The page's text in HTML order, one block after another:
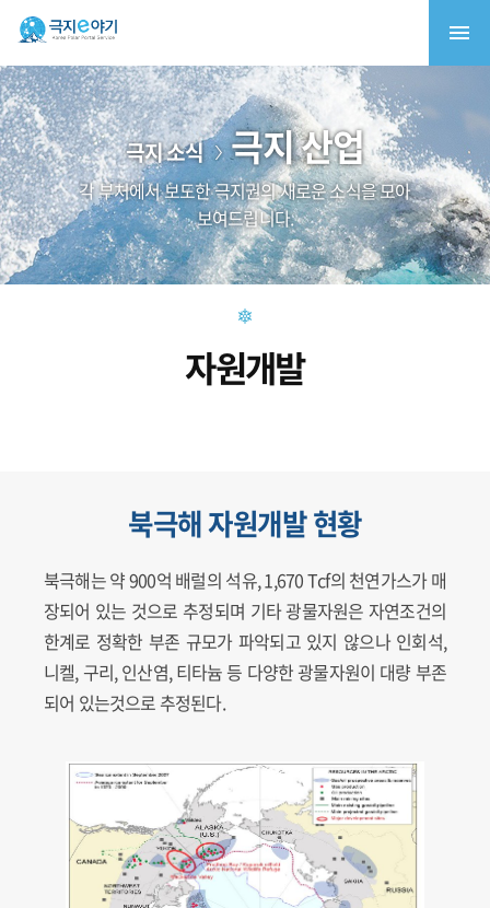
극지 소식 극지 산업
각 부처에서 보도한 극지권의 새로운 소식을 모아
보여드립니다.
자원개발
북극해 자원개발 현황
북극해는 약 900억 배럴의 석유, 1,670 Tcf의 천연가스가 매
장되어 있는 것으로 추정되며 기타 광물자원은 자연조건의
한계로 정확한 부존 규모가 파악되고 있지 않으나 인회석,
니켈, 구리, 인산염, 티타늄 등 다양한 광물자원이 대량 부존
되어 있는것으로 추정된다.